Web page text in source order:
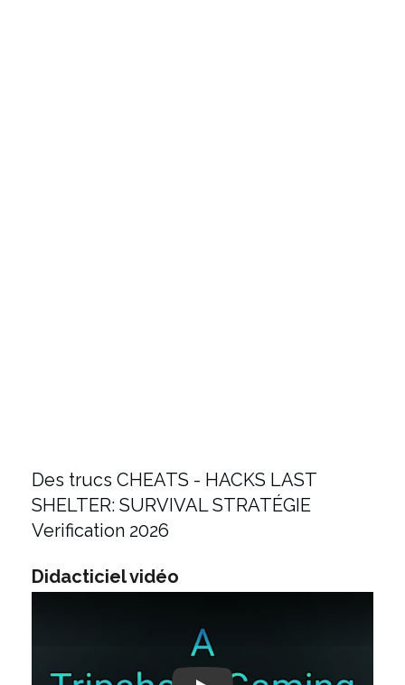
Des trucs CHEATS - HACKS LAST
SHELTER: SURVIVAL STRATÉGIE
Verification 2026
Didacticiel vidéo